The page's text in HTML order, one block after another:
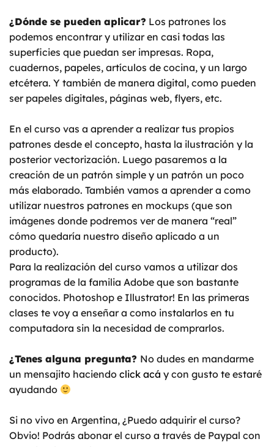
¿Dónde se pueden aplicar? Los patrones los
podemos encontrar y utilizar en casi todas las
superficies que puedan ser impresas. Ropa,
cuadernos, papeles, artículos de cocina, y un largo
etcétera. Y también de manera digital, como pueden
ser papeles digitales, páginas web, flyers, etc.
En el curso vas a aprender a realizar tus propios
patrones desde el concepto, hasta la ilustración y la
posterior vectorización. Luego pasaremos a la
creación de un patrón simple y un patrón un poco
más elaborado. También vamos a aprender a como
utilizar nuestros patrones en mockups (que son
imágenes donde podremos ver de manera “real”
cómo quedaría nuestro diseño aplicado a un
producto).
Para la realización del curso vamos a utilizar dos
programas de la familia Adobe que son bastante
conocidos. Photoshop e Illustrator! En las primeras
clases te voy a enseñar a como instalarlos en tu
computadora sin la necesidad de comprarlos.
¿Tenes alguna pregunta? No dudes en mandarme
un mensajito haciendo click acá y con gusto te estaré
ayudando
Si no vivo en Argentina, ¿Puedo adquirir el curso?
Obvio! Podrás abonar el curso a través de Paypal con